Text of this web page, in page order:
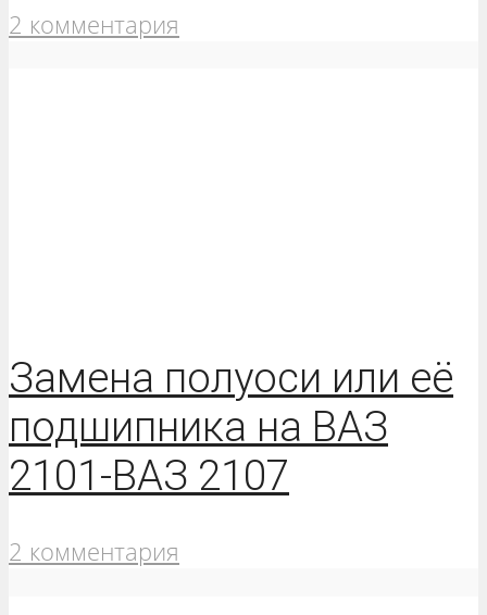
2 комментария
Замена полуоси или её
подшипника на ВАЗ
2101-ВАЗ 2107
2 комментария